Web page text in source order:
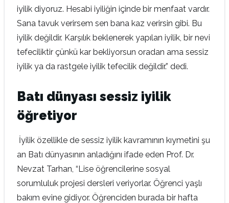
iyilik diyoruz. Hesabi iyiliğin içinde bir menfaat vardır.
Sana tavuk verirsem sen bana kaz verirsin gibi. Bu
iyilik değildir. Karşılık beklenerek yapılan iyilik, bir nevi
tefeciliktir çünkü kar bekliyorsun oradan ama sessiz
iyilik ya da rastgele iyilik tefecilik değildir.” dedi.
Batı dünyası sessiz iyilik
öğretiyor
İyilik özellikle de sessiz iyilik kavramının kıymetini şu
an Batı dünyasının anladığını ifade eden Prof. Dr.
Nevzat Tarhan, “Lise öğrencilerine sosyal
sorumluluk projesi dersleri veriyorlar. Öğrenci yaşlı
bakım evine gidiyor. Öğrenciden burada bir hafta